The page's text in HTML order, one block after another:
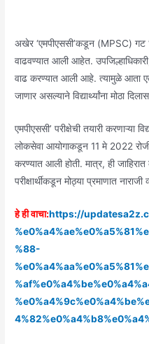
अखेर ‘एमपीएससी’कडून (MPSC) गट
वाढवण्यात आली आहेत.
वाढ करण्यात आली आहे. त्यामुळे आता
जाणार असल्याने विद्यार्थ्यांना मोठा
एमपीएससी’ परीक्षेची तयारी करणाऱ्या
लोकसेवा आयोगाकडून 11 मे 2022 रोजी
करण्यात आली होती. मात्र, ही
परीक्षार्थीकडून मोठ्या प्रमाणात
हे ही वाचा:https://
%88-